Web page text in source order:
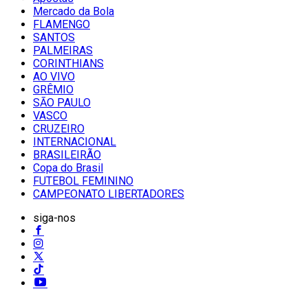
Mercado da Bola
FLAMENGO
SANTOS
PALMEIRAS
CORINTHIANS
AO VIVO
GRÊMIO
SĀO PAULO
VASCO
CRUZEIRO
INTERNACIONAL
BRASILEIRÃO
Copa do Brasil
FUTEBOL FEMININO
CAMPEONATO LIBERTADORES
siga-nos